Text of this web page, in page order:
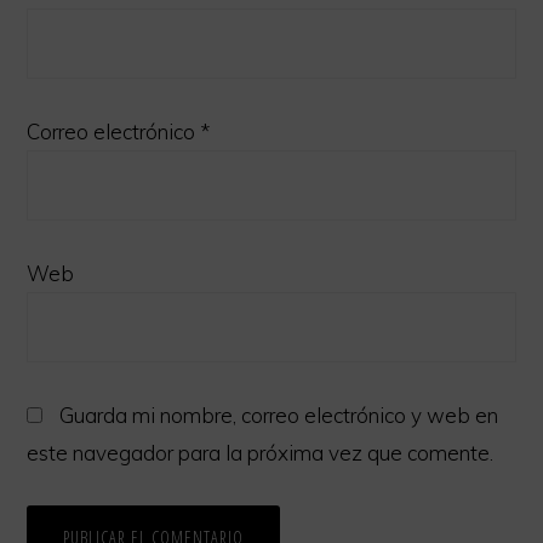
Correo electrónico *
Web
Guarda mi nombre, correo electrónico y web en
este navegador para la próxima vez que comente.